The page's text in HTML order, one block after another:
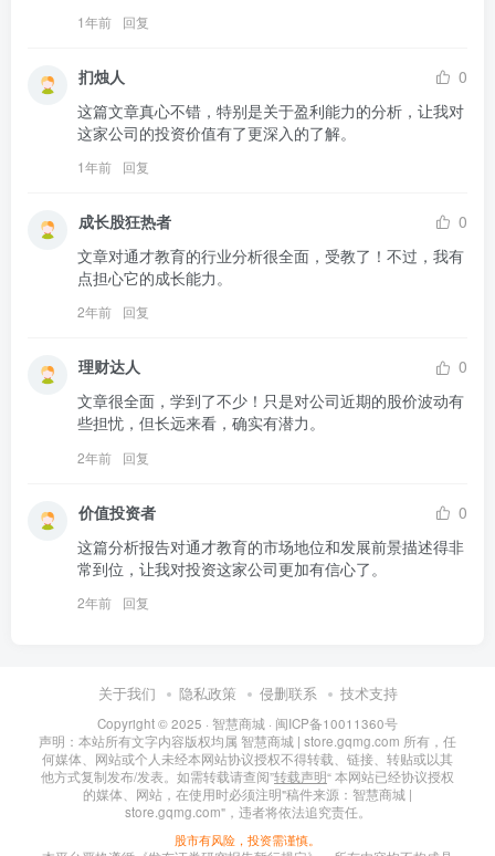
1年前 回复
扪烛人
0
这篇文章真心不错，特别是关于盈利能力的分析，让我对
这家公司的投资价值有了更深入的了解。
1年前 回复
成长股狂热者
0
文章对通才教育的行业分析很全面，受教了！不过，我有
点担心它的成长能力。
2年前 回复
理财达人
0
文章很全面，学到了不少！只是对公司近期的股价波动有
些担忧，但长远来看，确实有潜力。
2年前 回复
价值投资者
0
这篇分析报告对通才教育的市场地位和发展前景描述得非
常到位，让我对投资这家公司更加有信心了。
2年前 回复
关于我们 隐私政策 侵删联系 技术支持
Copyright © 2025 · 智慧商城 · 闽ICP备10011360号
声明：本站所有文字内容版权均属 智慧商城 | store.gqmg.com 所有，任
何媒体、网站或个人未经本网站协议授权不得转载、链接、转贴或以其
他方式复制发布/发表。如需转载请查阅”转载声明“ 本网站已经协议授权
的媒体、网站，在使用时必须注明"稿件来源：智慧商城 |
store.gqmg.com"，违者将依法追究责任。
股市有风险，投资需谨慎。